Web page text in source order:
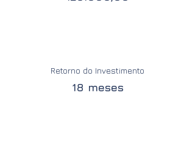
Retorno do Investimento
18 meses